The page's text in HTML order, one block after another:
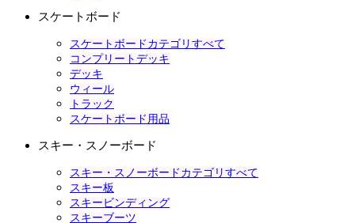
スケートボード
スケートボードカテゴリすべて
コンプリートデッキ
デッキ
ウィール
トラック
スケートボード用品
スキー・スノーボード
スキー・スノーボードカテゴリすべて
スキー板
スキービンディング
スキーブーツ